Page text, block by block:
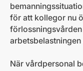
för att kollegor nu
När vårdpersonal